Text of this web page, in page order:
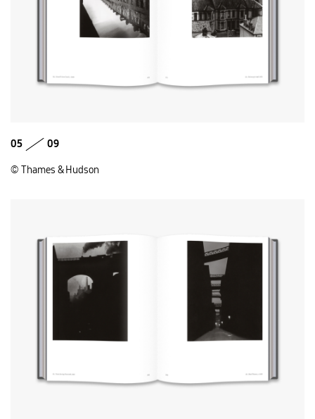
05 09
© Thames & Hudson